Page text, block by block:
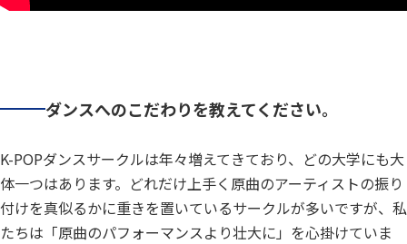
ダンスへのこだわりを教えてください。
K-POPダンスサークルは年々増えてきており、どの大学にも大
体一つはあります。どれだけ上手く原曲のアーティストの振り
付けを真似るかに重きを置いているサークルが多いですが、私
たちは「原曲のパフォーマンスより壮大に」を心掛けていま